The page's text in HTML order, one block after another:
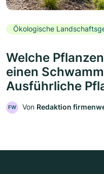
Ökologische
Welche
einen
Ausführliche
FW Von Redaktion